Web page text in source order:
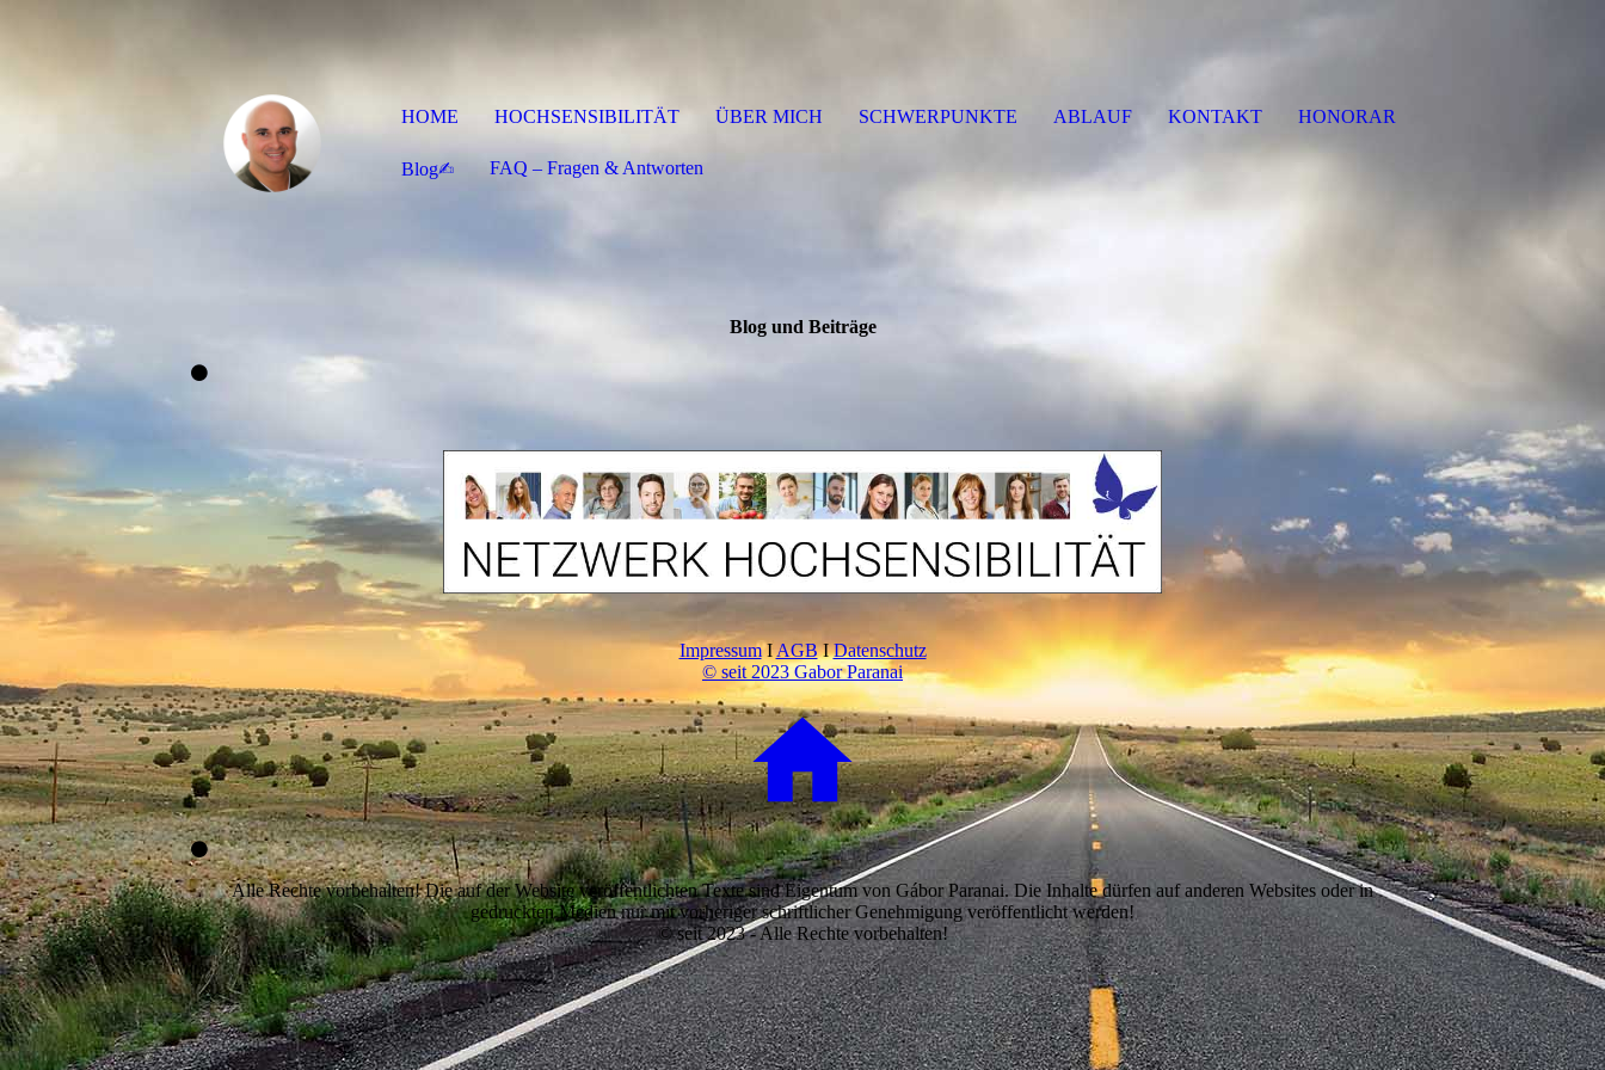
HOME HOCHSENSIBILITÄT ÜBER MICH SCHWERPUNKTE ABLAUF KONTAKT HONORAR
Blog✍︎ FAQ – Fragen & Antworten
Blog und Beiträge
ImpressumIAGBIDatenschutz
© seit 2023 Gabor Paranai
Alle Rechte vorbehalten! Die auf der Website veröffentlichten Texte sind Eigentum von Gábor Paranai. Die Inhalte dürfen auf anderen Websites oder in
gedruckten Medien nur mit vorheriger schriftlicher Genehmigung veröffentlicht werden!
© seit 2023 - Alle Rechte vorbehalten!